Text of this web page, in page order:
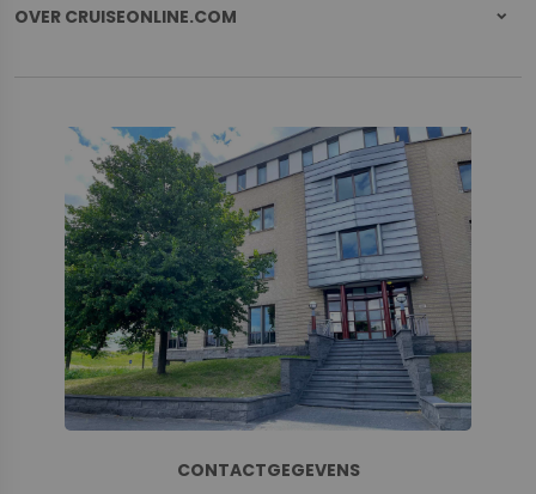
OVER CRUISEONLINE.COM
CONTACTGEGEVENS